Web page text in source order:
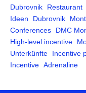
Dubrovnik
Restaurant
Ideen
Dubrovnik
Conferences
DMC
High-level incentive
Unterkünfte
Incentive
Incentive Adrenaline